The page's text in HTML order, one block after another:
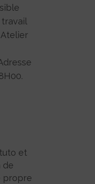
et
de
propre